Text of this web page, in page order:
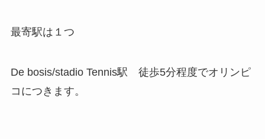
最寄駅は１つ
De bosis/stadio Tennis駅 徒歩5分程度でオリンピ
コにつきます。